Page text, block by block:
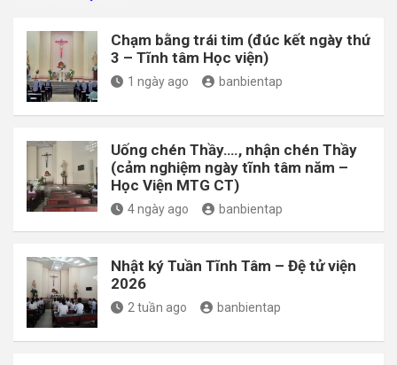
Chạm bằng trái tim (đúc kết ngày thứ
3 – Tĩnh tâm Học viện)
1 ngày ago banbientap
Uống chén Thầy…., nhận chén Thầy
(cảm nghiệm ngày tĩnh tâm năm –
Học Viện MTG CT)
4 ngày ago banbientap
Nhật ký Tuần Tĩnh Tâm – Đệ tử viện
2026
2 tuần ago banbientap